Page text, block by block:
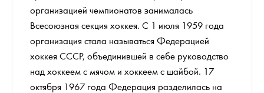
организацией чемпионатов занималась
Всесоюзная секция хоккея. С 1 июля 1959 года
организация стала называться Федерацией
хоккея СССР, объединившей в себе руководство
над хоккеем с мячом и хоккеем с шайбой. 17
октября 1967 года Федерация разделилась на